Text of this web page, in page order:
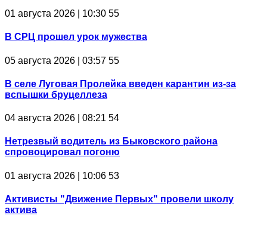
01 августа 2026 | 10:30 55
В СРЦ прошел урок мужества
05 августа 2026 | 03:57 55
В селе Луговая Пролейка введен карантин из-за
вспышки бруцеллеза
04 августа 2026 | 08:21 54
Нетрезвый водитель из Быковского района
спровоцировал погоню
01 августа 2026 | 10:06 53
Активисты "Движение Первых" провели школу
актива